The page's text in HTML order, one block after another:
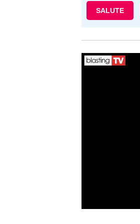
SALUTE